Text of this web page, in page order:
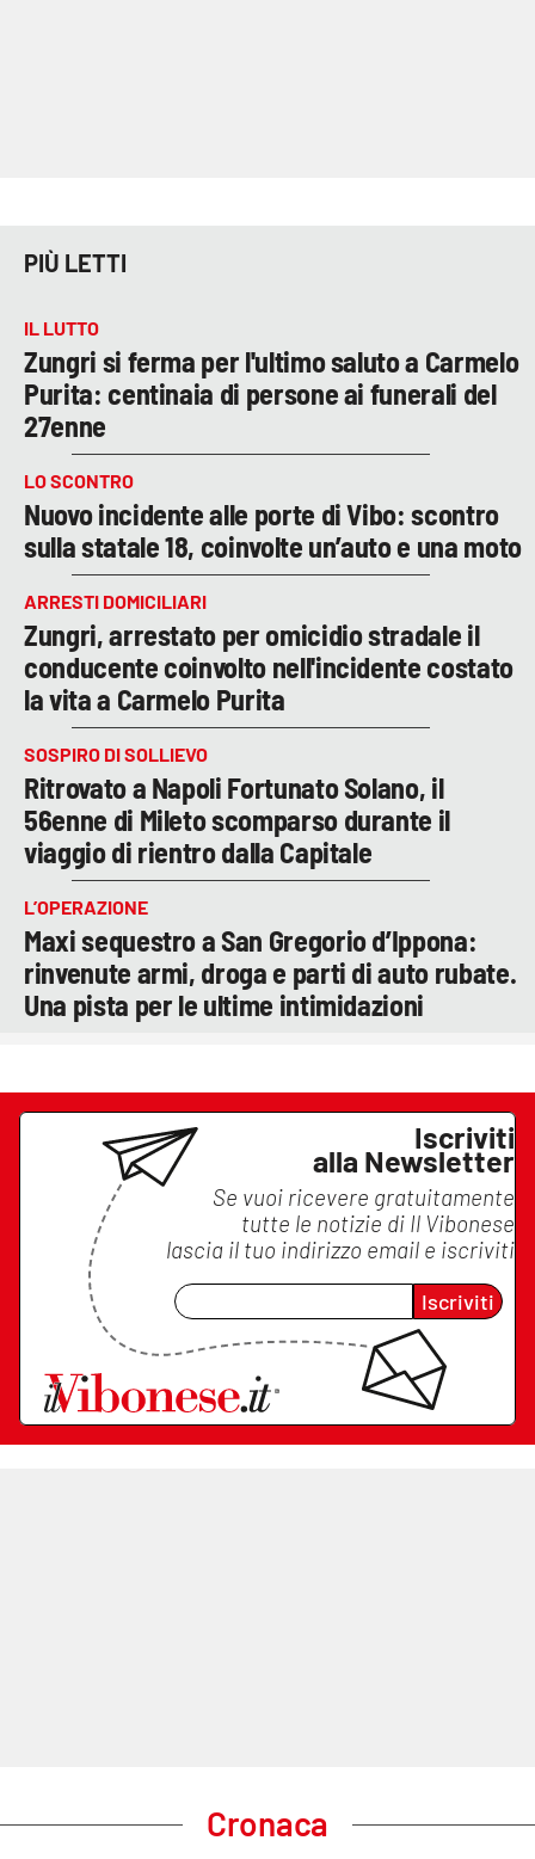
PIÙ LETTI
IL LUTTO
Zungri si ferma per l'ultimo saluto a Carmelo
Purita: centinaia di persone ai funerali del
27enne
LO SCONTRO
Nuovo incidente alle porte di Vibo: scontro
sulla statale 18, coinvolte un’auto e una moto
ARRESTI DOMICILIARI
Zungri, arrestato per omicidio stradale il
conducente coinvolto nell'incidente costato
la vita a Carmelo Purita
SOSPIRO DI SOLLIEVO
Ritrovato a Napoli Fortunato Solano, il
56enne di Mileto scomparso durante il
viaggio di rientro dalla Capitale
L’OPERAZIONE
Maxi sequestro a San Gregorio d’Ippona:
rinvenute armi, droga e parti di auto rubate.
Una pista per le ultime intimidazioni
Iscriviti
alla Newsletter
Se vuoi ricevere gratuitamente
tutte le notizie di Il Vibonese
lascia il tuo indirizzo email e iscriviti
Iscriviti
Cronaca